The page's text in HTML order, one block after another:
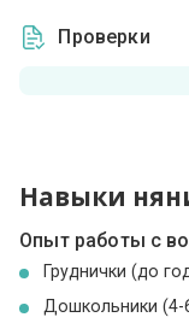
Проверки
Навыки
Опыт работы с
Груднички (до
Дошкольники (4-